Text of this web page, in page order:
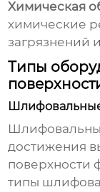
Химическая
химические
загрязнений
Типы
достижения
поверхности
типы